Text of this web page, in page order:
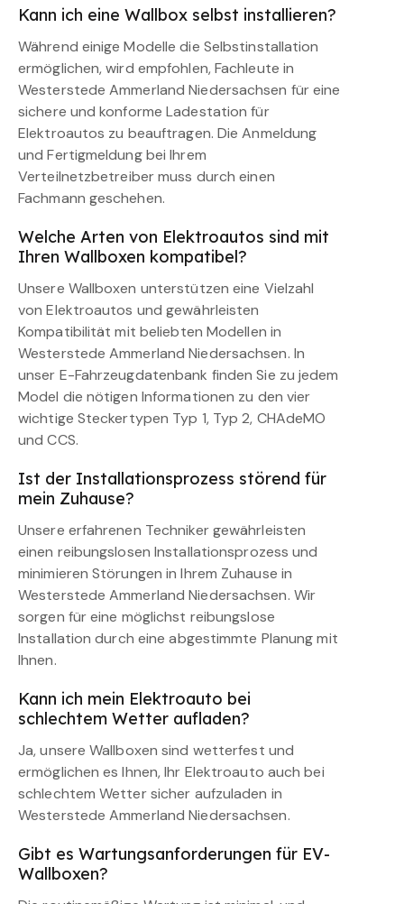
Kann ich eine Wallbox selbst installieren?
Während einige Modelle die Selbstinstallation
ermöglichen, wird empfohlen, Fachleute in
Westerstede Ammerland Niedersachsen für eine
sichere und konforme Ladestation für
Elektroautos zu beauftragen. Die Anmeldung
und Fertigmeldung bei Ihrem
Verteilnetzbetreiber muss durch einen
Fachmann geschehen.
Welche Arten von Elektroautos sind mit
Ihren Wallboxen kompatibel?
Unsere Wallboxen unterstützen eine Vielzahl
von Elektroautos und gewährleisten
Kompatibilität mit beliebten Modellen in
Westerstede Ammerland Niedersachsen. In
unser E-Fahrzeugdatenbank finden Sie zu jedem
Model die nötigen Informationen zu den vier
wichtige Steckertypen Typ 1, Typ 2, CHAdeMO
und CCS.
Ist der Installationsprozess störend für
mein Zuhause?
Unsere erfahrenen Techniker gewährleisten
einen reibungslosen Installationsprozess und
minimieren Störungen in Ihrem Zuhause in
Westerstede Ammerland Niedersachsen. Wir
sorgen für eine möglichst reibungslose
Installation durch eine abgestimmte Planung mit
Ihnen.
Kann ich mein Elektroauto bei
schlechtem Wetter aufladen?
Ja, unsere Wallboxen sind wetterfest und
ermöglichen es Ihnen, Ihr Elektroauto auch bei
schlechtem Wetter sicher aufzuladen in
Westerstede Ammerland Niedersachsen.
Gibt es Wartungsanforderungen für EV-
Wallboxen?